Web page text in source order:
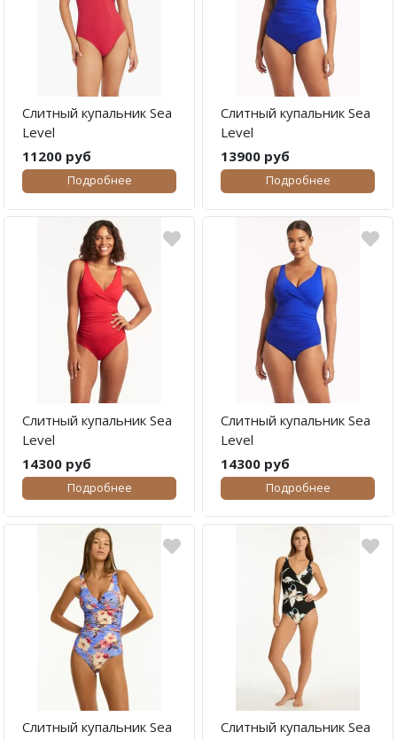
Слитный купальник Sea
Level
11200 руб
Подробнее
Слитный купальник Sea
Level
13900 руб
Подробнее
Слитный купальник Sea
Level
14300 руб
Подробнее
Слитный купальник Sea
Level
14300 руб
Подробнее
Слитный купальник Sea
Слитный купальник Sea